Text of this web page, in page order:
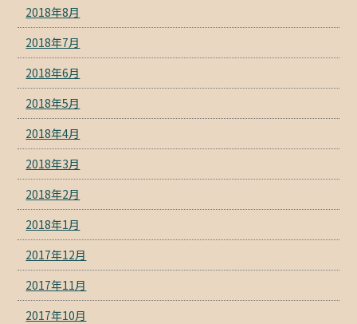
2018年8月
2018年7月
2018年6月
2018年5月
2018年4月
2018年3月
2018年2月
2018年1月
2017年12月
2017年11月
2017年10月